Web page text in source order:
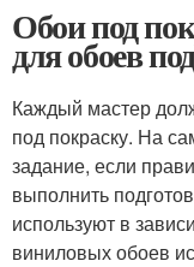
Обои под
для обоев
Каждый мастер
под покраску. На
задание, если
выполнить
используют в
виниловых обоев